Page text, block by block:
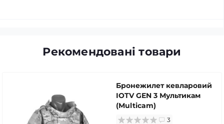
Рекомендовані товари
Бронежилет кевларовий
IOTV GEN 3 Мультикам
(Multicam)
3